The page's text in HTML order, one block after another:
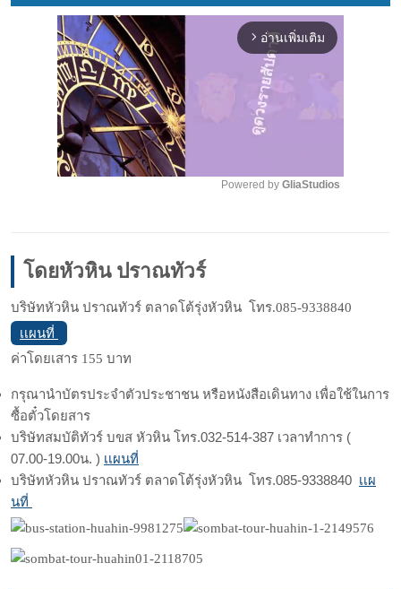
arrow_forward_ios อ่านเพิ่มเติม
Powered by GliaStudios
โดยหัวหิน ปราณทัวร์
บริษัทหัวหิน ปราณทัวร์ ตลาดโต้รุ่งหัวหิน โทร.085-9338840
เเผนที่
ค่าโดยเสาร 155 บาท
กรุณานำบัตรประจำตัวประชาชน หรือหนังสือเดินทาง เพื่อใช้ในการ
ซื้อตั๋วโดยสาร
บริษัทสมบัติทัวร์ บขส หัวหิน โทร.032-514-387 เวลาทำการ (
07.00-19.00น. ) เเผนที่
บริษัทหัวหิน ปราณทัวร์ ตลาดโต้รุ่งหัวหิน โทร.085-9338840 เเผ
นที่